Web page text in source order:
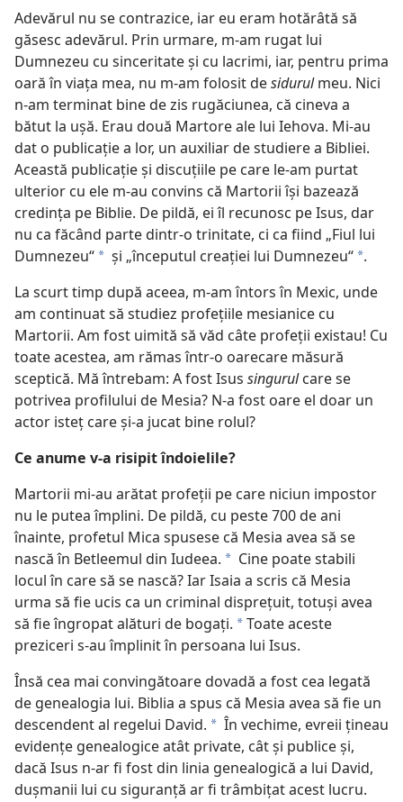
Adevărul nu se contrazice, iar eu eram hotărâtă să
găsesc adevărul. Prin urmare, m-am rugat lui
Dumnezeu cu sinceritate şi cu lacrimi, iar, pentru prima
oară în viaţa mea, nu m-am folosit desidurulmeu. Nici
n-am terminat bine de zis rugăciunea, că cineva a
bătut la uşă. Erau două Martore ale lui Iehova. Mi-au
dat o publicaţie a lor, un auxiliar de studiere a Bibliei.
Această publicaţie şi discuţiile pe care le-am purtat
ulterior cu ele m-au convins că Martorii îşi bazează
credinţa pe Biblie. De pildă, ei îl recunosc pe Isus, dar
nu ca făcând parte dintr-o trinitate, ci ca fiind „Fiul lui
Dumnezeu“ * şi „începutul creaţiei lui Dumnezeu“ *.
La scurt timp după aceea, m-am întors în Mexic, unde
am continuat să studiez profeţiile mesianice cu
Martorii. Am fost uimită să văd câte profeţii existau! Cu
toate acestea, am rămas într-o oarecare măsură
sceptică. Mă întrebam: A fost Isus singurulcare se
potrivea profilului de Mesia? N-a fost oare el doar un
actor isteţ care şi-a jucat bine rolul?
Ce anume v-a risipit îndoielile?
Martorii mi-au arătat profeţii pe care niciun impostor
nu le putea împlini. De pildă, cu peste 700 de ani
înainte, profetul Mica spusese că Mesia avea să se
nască în Betleemul din Iudeea. * Cine poate stabili
locul în care să se nască? Iar Isaia a scris că Mesia
urma să fie ucis ca un criminal dispreţuit, totuşi avea
să fie îngropat alături de bogaţi. *Toate aceste
preziceri s-au împlinit în persoana lui Isus.
Însă cea mai convingătoare dovadă a fost cea legată
de genealogia lui. Biblia a spus că Mesia avea să fie un
descendent al regelui David. * În vechime, evreii ţineau
evidenţe genealogice atât private, cât şi publice şi,
dacă Isus n-ar fi fost din linia genealogică a lui David,
duşmanii lui cu siguranţă ar fi trâmbiţat acest lucru.